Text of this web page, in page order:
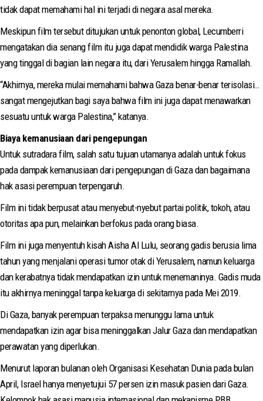
tidak dapat memahami hal ini terjadi di negara asal mereka.
Meskipun film tersebut ditujukan untuk penonton global, Lecumberri
mengatakan dia senang film itu juga dapat mendidik warga Palestina
yang tinggal di bagian lain negara itu, dari Yerusalem hingga Ramallah.
“Akhirnya, mereka mulai memahami bahwa Gaza benar-benar terisolasi…
sangat mengejutkan bagi saya bahwa film ini juga dapat menawarkan
sesuatu untuk warga Palestina,” katanya.
Biaya kemanusiaan dari pengepungan
Untuk sutradara film, salah satu tujuan utamanya adalah untuk fokus
pada dampak kemanusiaan dari pengepungan di Gaza dan bagaimana
hak asasi perempuan terpengaruh.
Film ini tidak berpusat atau menyebut-nyebut partai politik, tokoh, atau
otoritas apa pun, melainkan berfokus pada orang biasa.
Film ini juga menyentuh kisah Aisha Al Lulu, seorang gadis berusia lima
tahun yang menjalani operasi tumor otak di Yerusalem, namun keluarga
dan kerabatnya tidak mendapatkan izin untuk menemaninya. Gadis muda
itu akhirnya meninggal tanpa keluarga di sekitarnya pada Mei 2019.
Di Gaza, banyak perempuan terpaksa menunggu lama untuk
mendapatkan izin agar bisa meninggalkan Jalur Gaza dan mendapatkan
perawatan yang diperlukan.
Menurut laporan bulanan oleh Organisasi Kesehatan Dunia pada bulan
April, Israel hanya menyetujui 57 persen izin masuk pasien dari Gaza.